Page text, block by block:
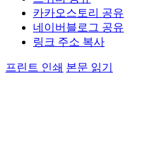
카카오스토리 공유
네이버블로그 공유
링크 주소 복사
프린트 인쇄 본문 읽기